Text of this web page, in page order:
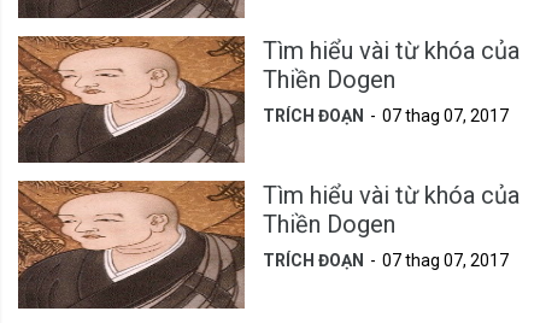
Tìm hiểu vài từ khóa của
Thiền Dogen
TRÍCH ĐOẠN 07 thag 07, 2017
Tìm hiểu vài từ khóa của
Thiền Dogen
TRÍCH ĐOẠN 07 thag 07, 2017